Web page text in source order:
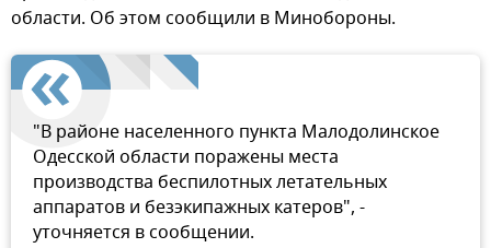
области. Об этом сообщили в Минобороны.
"В районе населенного пункта Малодолинское
Одесской области поражены места
производства беспилотных летательных
аппаратов и безэкипажных катеров", -
уточняется в сообщении.